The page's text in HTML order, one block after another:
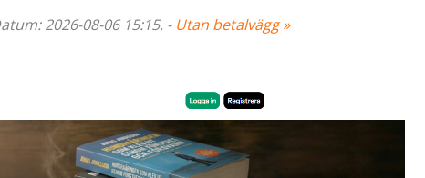
2026-08-06 15:15. - Utan betalvägg »